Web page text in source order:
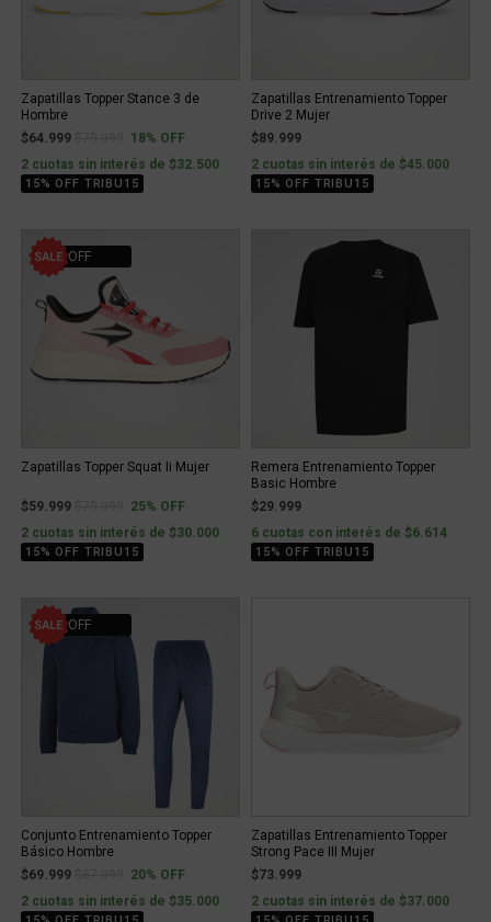
Zapatillas Topper Stance 3 de
Hombre
$64.999
Price reduced from
to18% OFF
2 cuotas sin interés de $32.500
15% OFF TRIBU15
Zapatillas Entrenamiento Topper
Drive 2 Mujer
$89.999
2 cuotas sin interés de $45.000
15% OFF TRIBU15
25% OFF
Zapatillas Topper Squat Ii Mujer
$59.999 Price reduced from
to25% OFF
2 cuotas sin interés de $30.000
15% OFF TRIBU15
Remera Entrenamiento Topper
Basic Hombre
$29.999
6 cuotas con interés de $6.614
15% OFF TRIBU15
20% OFF
Conjunto Entrenamiento Topper
Básico Hombre
$69.999
Price reduced from
to20% OFF
2 cuotas sin interés de $35.000
Zapatillas Entrenamiento Topper
Strong Pace III Mujer
$73.999
2 cuotas sin interés de $37.000